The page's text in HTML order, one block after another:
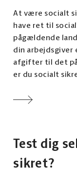
At være socialt
have ret til
pågældende
din
afgifter til det
er du socialt
Test dig
sikret?